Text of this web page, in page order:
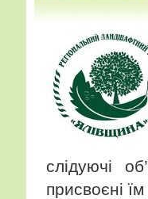
слідуючі
присвоєні